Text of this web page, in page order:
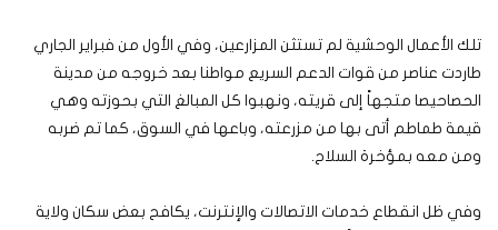
تلك الأعمال الوحشية لم تستثن المزارعين، وفي الأول من فبراير الجاري
طاردت عناصر من قوات الدعم السريع مواطنا بعد خروجه من مدينة
الحصاحيصا متجهاً إلى قريته، ونهبوا كل المبالغ التي بحوزته وهي
قيمة طماطم أتى بها من مزرعته، وباعها في السوق، كما تم ضربه
ومن معه بمؤخرة السلاح.
وفي ظل انقطاع خدمات الاتصالات والإنترنت، يكافح بعض سكان ولاية